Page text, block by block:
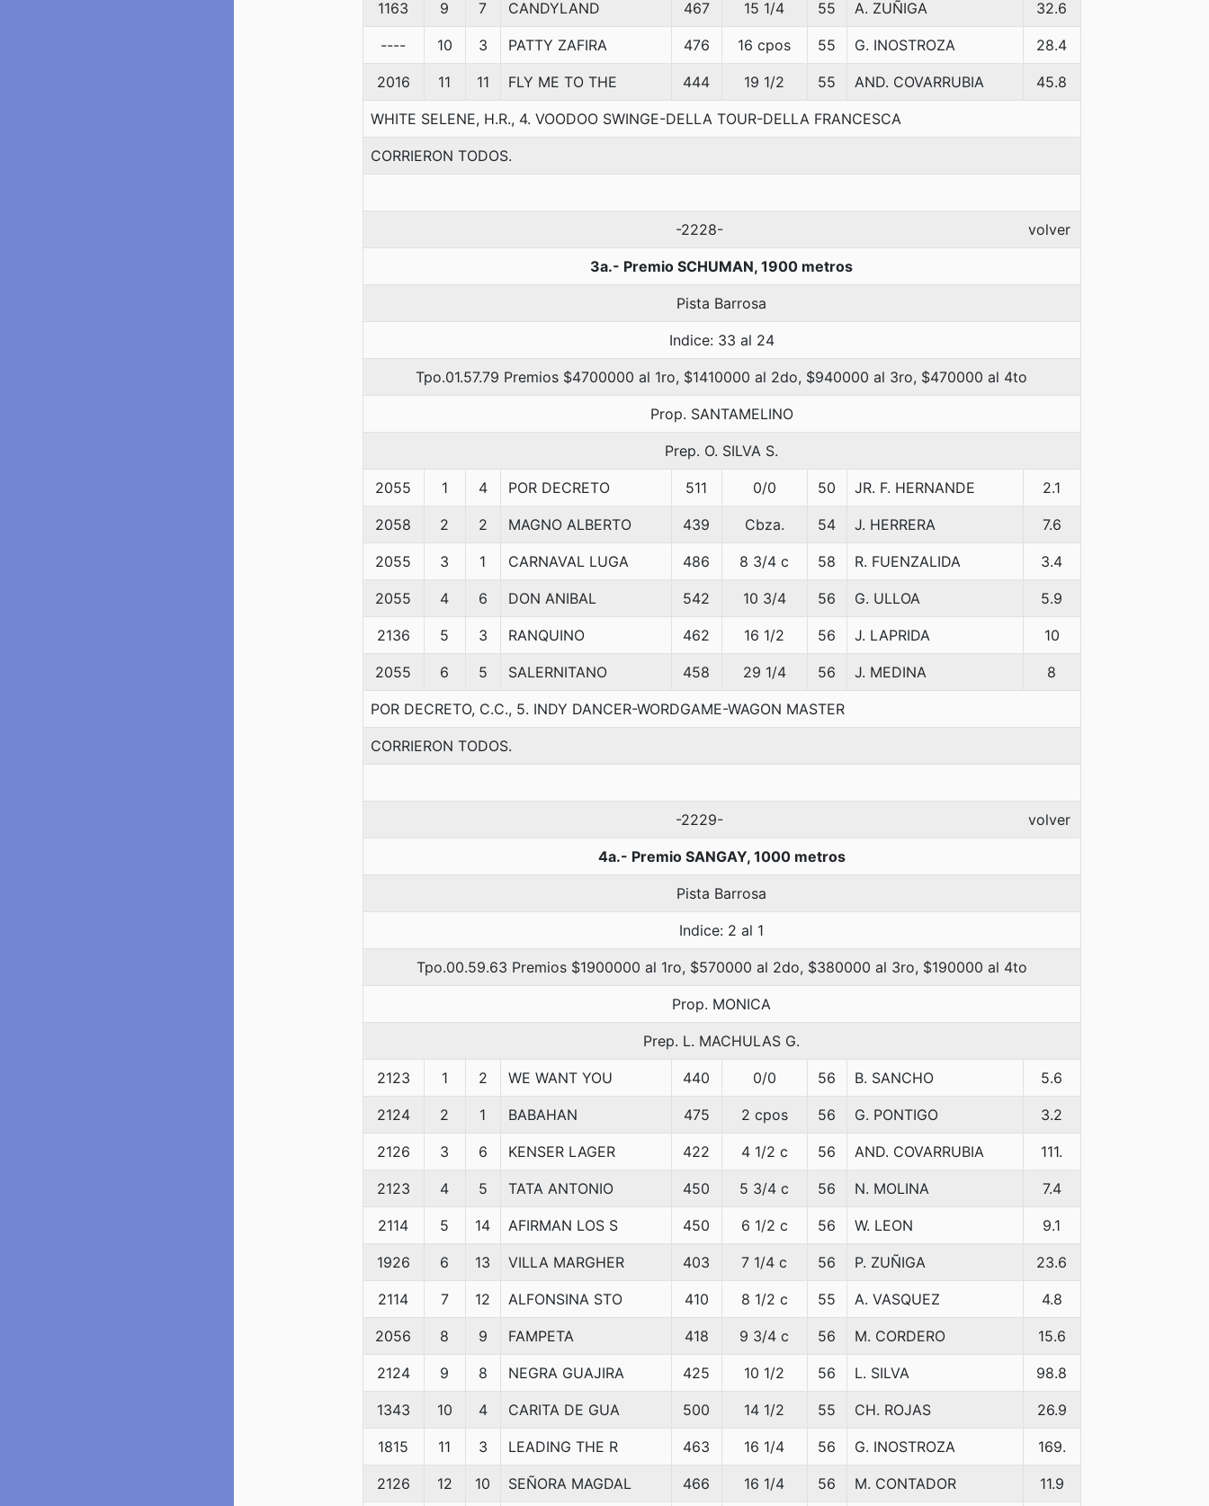
1163 9 7 CANDYLAND 467 15 1/4 55 A. ZUÑIGA 32.6
---- 10 3 PATTY ZAFIRA 476 16 cpos 55 G. INOSTROZA 28.4
2016 11 11 FLY ME TO THE 444 19 1/2 55 AND. COVARRUBIA 45.8
WHITE SELENE, H.R., 4. VOODOO SWINGE-DELLA TOUR-DELLA FRANCESCA
CORRIERON TODOS.
-2228- volver
3a.- Premio SCHUMAN, 1900 metros
Pista Barrosa
Indice: 33 al 24
Tpo.01.57.79 Premios $4700000 al 1ro, $1410000 al 2do, $940000 al 3ro, $470000 al 4to
Prop. SANTAMELINO
Prep. O. SILVA S.
2055 1 4 POR DECRETO 511 0/0 50 JR. F. HERNANDE 2.1
2058 2 2 MAGNO ALBERTO 439 Cbza. 54 J. HERRERA 7.6
2055 3 1 CARNAVAL LUGA 486 8 3/4 c 58 R. FUENZALIDA 3.4
2055 4 6 DON ANIBAL 542 10 3/4 56 G. ULLOA 5.9
2136 5 3 RANQUINO 462 16 1/2 56 J. LAPRIDA 10
2055 6 5 SALERNITANO 458 29 1/4 56 J. MEDINA 8
POR DECRETO, C.C., 5. INDY DANCER-WORDGAME-WAGON MASTER
CORRIERON TODOS.
-2229- volver
4a.- Premio SANGAY, 1000 metros
Pista Barrosa
Indice: 2 al 1
Tpo.00.59.63 Premios $1900000 al 1ro, $570000 al 2do, $380000 al 3ro, $190000 al 4to
Prop. MONICA
Prep. L. MACHULAS G.
2123 1 2 WE WANT YOU 440 0/0 56 B. SANCHO 5.6
2124 2 1 BABAHAN 475 2 cpos 56 G. PONTIGO 3.2
2126 3 6 KENSER LAGER 422 4 1/2 c 56 AND. COVARRUBIA 111.
2123 4 5 TATA ANTONIO 450 5 3/4 c 56 N. MOLINA 7.4
2114 5 14 AFIRMAN LOS S 450 6 1/2 c 56 W. LEON 9.1
1926 6 13 VILLA MARGHER 403 7 1/4 c 56 P. ZUÑIGA 23.6
2114 7 12 ALFONSINA STO 410 8 1/2 c 55 A. VASQUEZ 4.8
2056 8 9 FAMPETA 418 9 3/4 c 56 M. CORDERO 15.6
2124 9 8 NEGRA GUAJIRA 425 10 1/2 56 L. SILVA 98.8
1343 10 4 CARITA DE GUA 500 14 1/2 55 CH. ROJAS 26.9
1815 11 3 LEADING THE R 463 16 1/4 56 G. INOSTROZA 169.
2126 12 10 SEÑORA MAGDAL 466 16 1/4 56 M. CONTADOR 11.9